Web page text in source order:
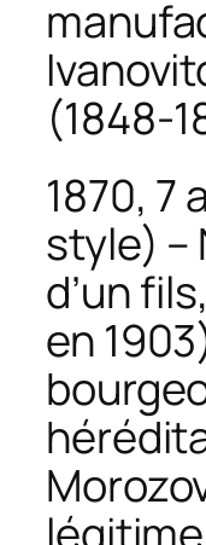
(1848-
1870, 7
style) –
d’un
en